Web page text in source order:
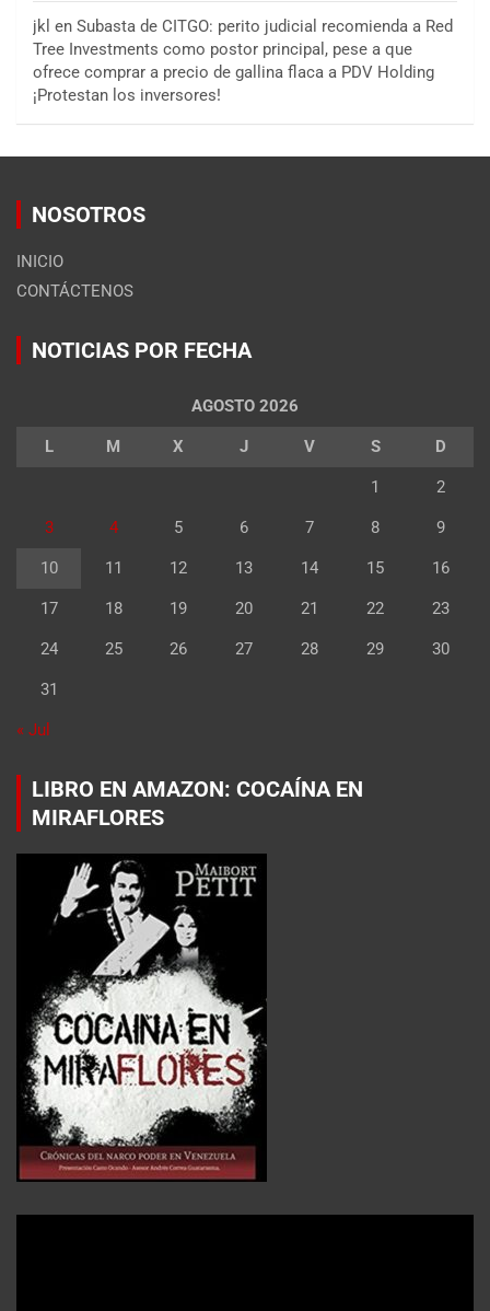
jkl en Subasta de CITGO: perito judicial recomienda a Red
Tree Investments como postor principal, pese a que
ofrece comprar a precio de gallina flaca a PDV Holding
¡Protestan los inversores!
NOSOTROS
INICIO
CONTÁCTENOS
NOTICIAS POR FECHA
AGOSTO 2026
L M X J V S D
1 2
3 4 5 6 7 8 9
10 11 12 13 14 15 16
17 18 19 20 21 22 23
24 25 26 27 28 29 30
31
« Jul
LIBRO EN AMAZON: COCAÍNA EN
MIRAFLORES